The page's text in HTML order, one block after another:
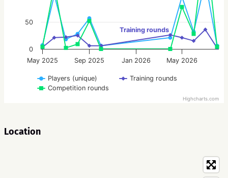
Training rounds
Players (unique)
Training rounds
Competition rounds
May 2025 Sep 2025 Jan 2026 May 2026
0
50
Highcharts.com
Location